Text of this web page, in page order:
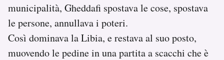
municipalità, Gheddafi spostava le cose, spostava
le persone, annullava i poteri.
Così dominava la Libia, e restava al suo posto,
muovendo le pedine in una partita a scacchi che è